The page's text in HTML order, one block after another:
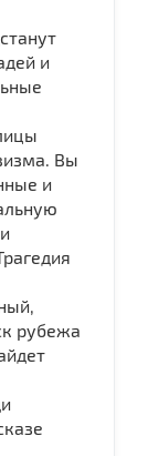
и
Вы
и
и
рубежа